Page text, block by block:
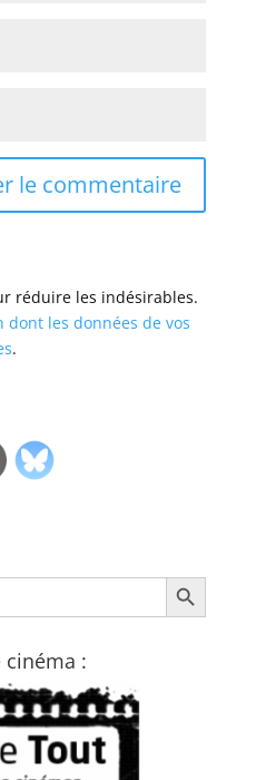
réduire les indésirables.
dont les données de vos
.
Search Button
: